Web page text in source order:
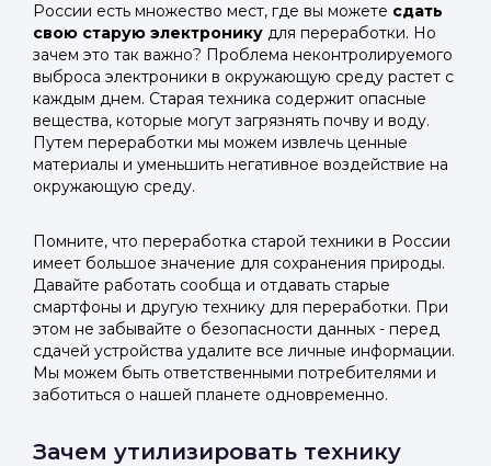
России есть множество мест, где вы можете сдать
свою старую электронику для переработки. Но
зачем это так важно? Проблема неконтролируемого
выброса электроники в окружающую среду растет с
каждым днем. Старая техника содержит опасные
вещества, которые могут загрязнять почву и воду.
Путем переработки мы можем извлечь ценные
материалы и уменьшить негативное воздействие на
окружающую среду.
Помните, что переработка старой техники в России
имеет большое значение для сохранения природы.
Давайте работать сообща и отдавать старые
смартфоны и другую технику для переработки. При
этом не забывайте о безопасности данных - перед
сдачей устройства удалите все личные информации.
Мы можем быть ответственными потребителями и
заботиться о нашей планете одновременно.
Зачем утилизировать технику